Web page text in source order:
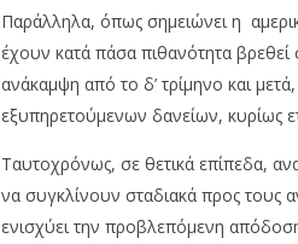
Παράλληλα, όπως σημειώνει η
έχουν κατά πάσα πιθανότητα
ανάκαμψη από το δ’ τρίμηνο και
εξυπηρετούμενων δανείων, κυρίως
Ταυτοχρόνως, σε θετικά επίπεδα,
να συγκλίνουν σταδιακά προς τους
ενισχύει την προβλεπόμενη